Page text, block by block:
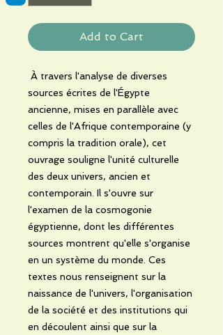
Add to Cart
À travers l'analyse de diverses
sources écrites de l'Égypte
ancienne, mises en parallèle avec
celles de l'Afrique contemporaine (y
compris la tradition orale), cet
ouvrage souligne l'unité culturelle
des deux univers, ancien et
contemporain. Il s'ouvre sur
l'examen de la cosmogonie
égyptienne, dont les différentes
sources montrent qu'elle s'organise
en un système du monde. Ces
textes nous renseignent sur la
naissance de l'univers, l'organisation
de la société et des institutions qui
en découlent ainsi que sur la